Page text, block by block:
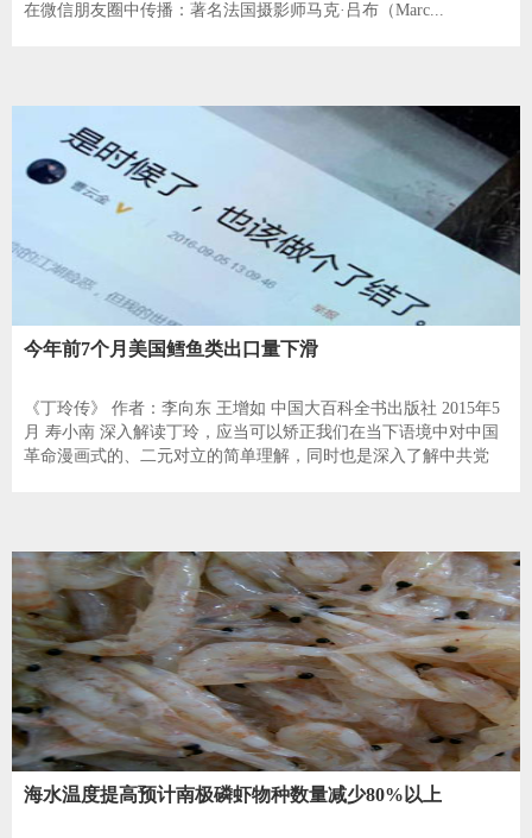
在微信朋友圈中传播：著名法国摄影师马克·吕布（Marc...
今年前7个月美国鳕鱼类出口量下滑
《丁玲传》 作者：李向东 王增如 中国大百科全书出版社 2015年5
月 寿小南 深入解读丁玲，应当可以矫正我们在当下语境中对中国
革命漫画式的、二元对立的简单理解，同时也是深入了解中共党
海水温度提高预计南极磷虾物种数量减少80%以上